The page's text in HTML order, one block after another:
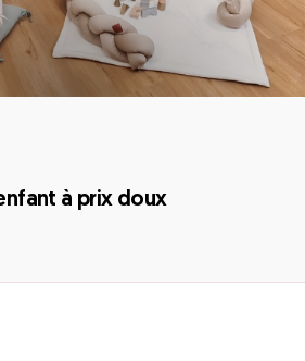
à prix doux